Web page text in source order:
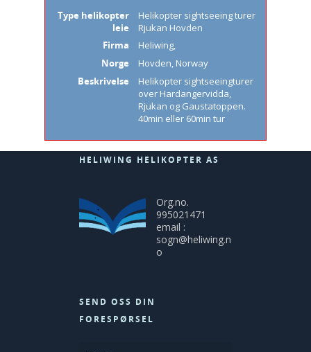
Type helikopter
leie
Helikopter sightseeing turer
Rjukan Hovden
Firma
Heliwing,
Norge
Hovden, Norway
Beskrivelse
Helikopter sightseeingturer
over Hardangervidda,
Rjukan og Gaustatoppen.
40min eller 60min tur
HELIWING HELIKOPTER AS
Org.no.
995021471
email :
sogn@heliwing.n
o
SEND OSS DIN
FORESPØRSEL